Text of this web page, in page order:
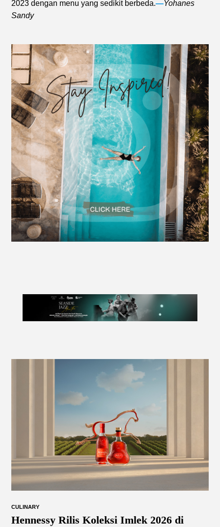
2023 dengan menu yang sedikit berbeda.—Yohanes
Sandy
CULINARY
Hennessy Rilis Koleksi Imlek 2026 di